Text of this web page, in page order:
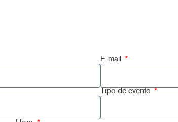
E-mail
Tipo de evento